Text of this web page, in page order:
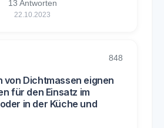
13 Antworten
22.10.2023
848
von Dichtmassen eignen
für den Einsatz im
in der Küche und